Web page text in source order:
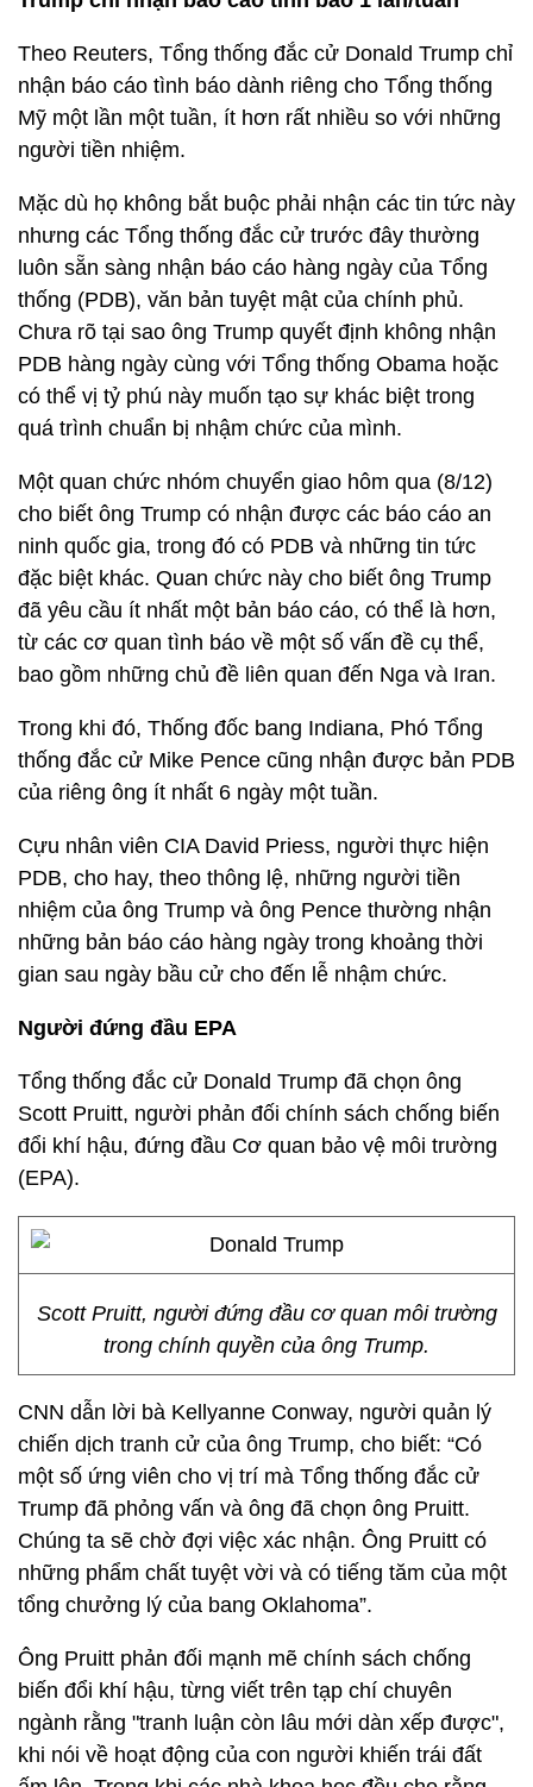
Theo Reuters, Tổng thống đắc cử Donald Trump chỉ
nhận báo cáo tình báo dành riêng cho Tổng thống
Mỹ một lần một tuần, ít hơn rất nhiều so với những
người tiền nhiệm.
Mặc dù họ không bắt buộc phải nhận các tin tức này
nhưng các Tổng thống đắc cử trước đây thường
luôn sẵn sàng nhận báo cáo hàng ngày của Tổng
thống (PDB), văn bản tuyệt mật của chính phủ.
Chưa rõ tại sao ông Trump quyết định không nhận
PDB hàng ngày cùng với Tổng thống Obama hoặc
có thể vị tỷ phú này muốn tạo sự khác biệt trong
quá trình chuẩn bị nhậm chức của mình.
Một quan chức nhóm chuyển giao hôm qua (8/12)
cho biết ông Trump có nhận được các báo cáo an
ninh quốc gia, trong đó có PDB và những tin tức
đặc biệt khác. Quan chức này cho biết ông Trump
đã yêu cầu ít nhất một bản báo cáo, có thể là hơn,
từ các cơ quan tình báo về một số vấn đề cụ thể,
bao gồm những chủ đề liên quan đến Nga và Iran.
Trong khi đó, Thống đốc bang Indiana, Phó Tổng
thống đắc cử Mike Pence cũng nhận được bản PDB
của riêng ông ít nhất 6 ngày một tuần.
Cựu nhân viên CIA David Priess, người thực hiện
PDB, cho hay, theo thông lệ, những người tiền
nhiệm của ông Trump và ông Pence thường nhận
những bản báo cáo hàng ngày trong khoảng thời
gian sau ngày bầu cử cho đến lễ nhậm chức.
Người đứng đầu EPA
Tổng thống đắc cử Donald Trump đã chọn ông
Scott Pruitt, người phản đối chính sách chống biến
đổi khí hậu, đứng đầu Cơ quan bảo vệ môi trường
(EPA).
Scott Pruitt, người đứng đầu cơ quan môi trường
trong chính quyền của ông Trump.
CNN dẫn lời bà Kellyanne Conway, người quản lý
chiến dịch tranh cử của ông Trump, cho biết: “Có
một số ứng viên cho vị trí mà Tổng thống đắc cử
Trump đã phỏng vấn và ông đã chọn ông Pruitt.
Chúng ta sẽ chờ đợi việc xác nhận. Ông Pruitt có
những phẩm chất tuyệt vời và có tiếng tăm của một
tổng chưởng lý của bang Oklahoma”.
Ông Pruitt phản đối mạnh mẽ chính sách chống
biến đổi khí hậu, từng viết trên tạp chí chuyên
ngành rằng "tranh luận còn lâu mới dàn xếp được",
khi nói về hoạt động của con người khiến trái đất